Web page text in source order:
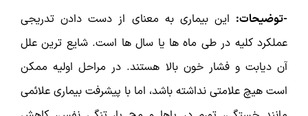
-توضیحات: این بیماری به معنای از دست دادن تدریجی
عملکرد کلیه در طی ماه ها یا سال ها است. شایع ترین علل
آن دیابت و فشار خون بالا هستند. در مراحل اولیه ممکن
است هیچ علامتی نداشته باشد، اما با پیشرفت بیماری علائمی